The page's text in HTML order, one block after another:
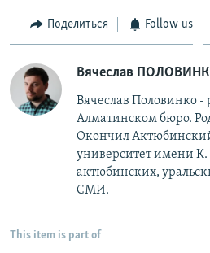
Поделиться Follow us
Вячеслав
Вячеслав Половинко -
Алматинском бюро.
Окончил
университет имени К.
актюбинских,
СМИ.
This item is part of